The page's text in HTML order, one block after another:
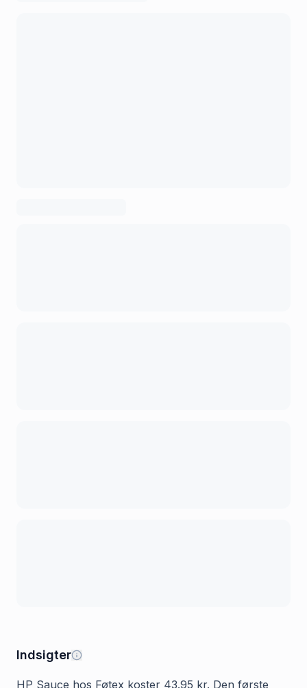
Indsigter
HP Sauce hos Føtex koster 43.95 kr. Den første